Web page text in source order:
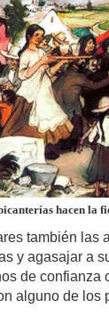
hacen la
también las
y agasajar a
de confianza
alguno de